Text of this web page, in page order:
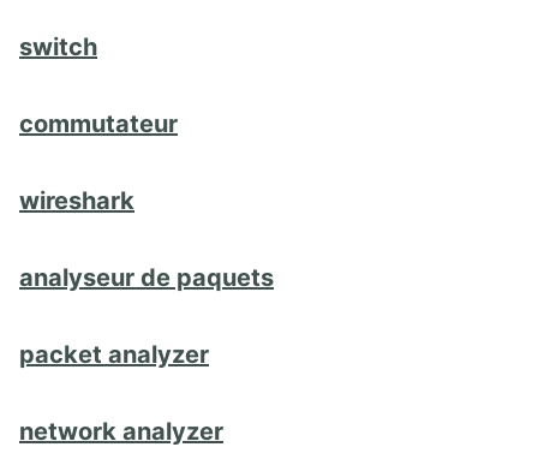
switch
commutateur
wireshark
analyseur de paquets
packet analyzer
network analyzer